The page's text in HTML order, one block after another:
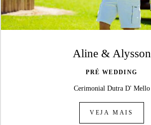
Aline & Alysson
PRÉ WEDDING
Cerimonial Dutra D' Mello
VEJA MAIS